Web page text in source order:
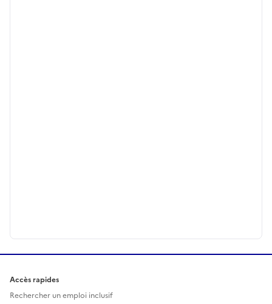
Accès rapides
Rechercher un emploi inclusif